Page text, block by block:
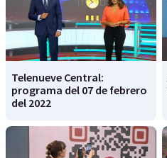
Telenueve Central:
programa del 07 de febrero
del 2022